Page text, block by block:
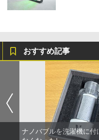
おすすめ記事
ナノバブルを洗濯機に